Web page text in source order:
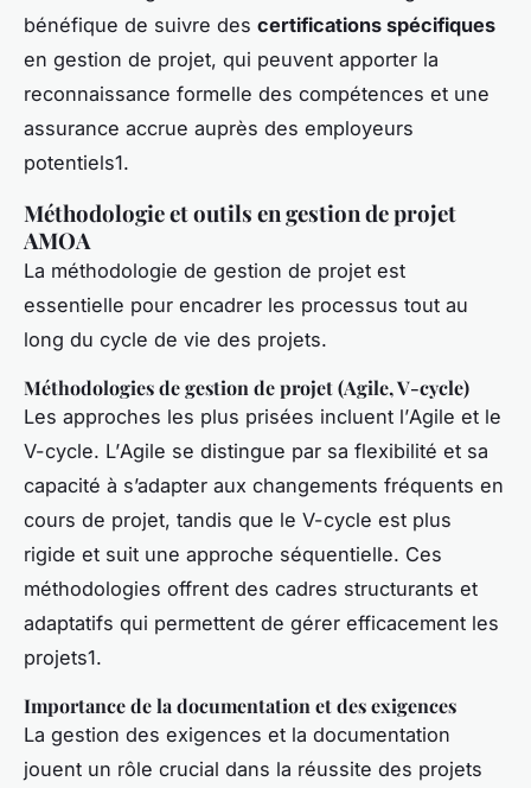
bénéfique de suivre des certifications spécifiques
en gestion de projet, qui peuvent apporter la
reconnaissance formelle des compétences et une
assurance accrue auprès des employeurs
potentiels1.
Méthodologie et outils en gestion de projet
AMOA
La méthodologie de gestion de projet est
essentielle pour encadrer les processus tout au
long du cycle de vie des projets.
Méthodologies de gestion de projet (Agile, V-cycle)
Les approches les plus prisées incluent l’Agile et le
V-cycle. L’Agile se distingue par sa flexibilité et sa
capacité à s’adapter aux changements fréquents en
cours de projet, tandis que le V-cycle est plus
rigide et suit une approche séquentielle. Ces
méthodologies offrent des cadres structurants et
adaptatifs qui permettent de gérer efficacement les
projets1.
Importance de la documentation et des exigences
La gestion des exigences et la documentation
jouent un rôle crucial dans la réussite des projets